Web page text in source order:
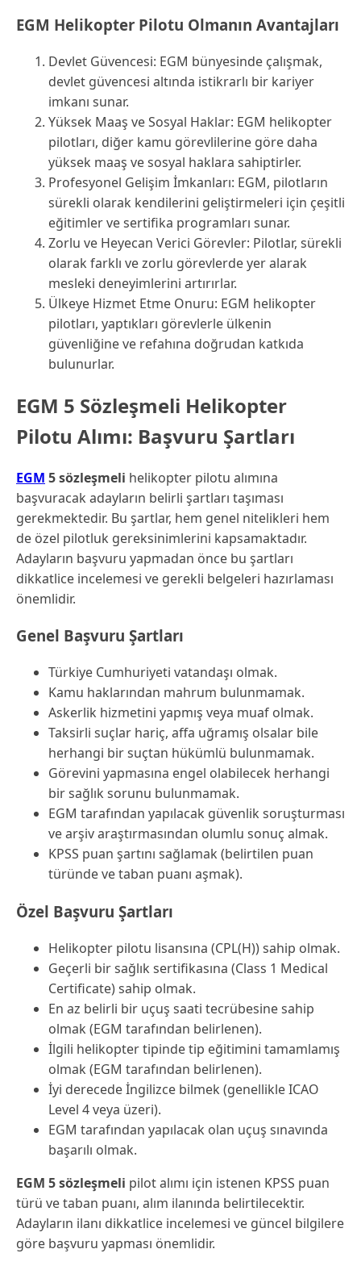
EGM Helikopter Pilotu Olmanın Avantajları
Devlet Güvencesi: EGM bünyesinde çalışmak,
devlet güvencesi altında istikrarlı bir kariyer
imkanı sunar.
Yüksek Maaş ve Sosyal Haklar: EGM helikopter
pilotları, diğer kamu görevlilerine göre daha
yüksek maaş ve sosyal haklara sahiptirler.
Profesyonel Gelişim İmkanları: EGM, pilotların
sürekli olarak kendilerini geliştirmeleri için çeşitli
eğitimler ve sertifika programları sunar.
Zorlu ve Heyecan Verici Görevler: Pilotlar, sürekli
olarak farklı ve zorlu görevlerde yer alarak
mesleki deneyimlerini artırırlar.
Ülkeye Hizmet Etme Onuru: EGM helikopter
pilotları, yaptıkları görevlerle ülkenin
güvenliğine ve refahına doğrudan katkıda
bulunurlar.
EGM 5 Sözleşmeli Helikopter
Pilotu Alımı: Başvuru Şartları
EGM 5 sözleşmeli helikopter pilotu alımına
başvuracak adayların belirli şartları taşıması
gerekmektedir. Bu şartlar, hem genel nitelikleri hem
de özel pilotluk gereksinimlerini kapsamaktadır.
Adayların başvuru yapmadan önce bu şartları
dikkatlice incelemesi ve gerekli belgeleri hazırlaması
önemlidir.
Genel Başvuru Şartları
Türkiye Cumhuriyeti vatandaşı olmak.
Kamu haklarından mahrum bulunmamak.
Askerlik hizmetini yapmış veya muaf olmak.
Taksirli suçlar hariç, affa uğramış olsalar bile
herhangi bir suçtan hükümlü bulunmamak.
Görevini yapmasına engel olabilecek herhangi
bir sağlık sorunu bulunmamak.
EGM tarafından yapılacak güvenlik soruşturması
ve arşiv araştırmasından olumlu sonuç almak.
KPSS puan şartını sağlamak (belirtilen puan
türünde ve taban puanı aşmak).
Özel Başvuru Şartları
Helikopter pilotu lisansına (CPL(H)) sahip olmak.
Geçerli bir sağlık sertifikasına (Class 1 Medical
Certificate) sahip olmak.
En az belirli bir uçuş saati tecrübesine sahip
olmak (EGM tarafından belirlenen).
İlgili helikopter tipinde tip eğitimini tamamlamış
olmak (EGM tarafından belirlenen).
İyi derecede İngilizce bilmek (genellikle ICAO
Level 4 veya üzeri).
EGM tarafından yapılacak olan uçuş sınavında
başarılı olmak.
EGM 5 sözleşmeli pilot alımı için istenen KPSS puan
türü ve taban puanı, alım ilanında belirtilecektir.
Adayların ilanı dikkatlice incelemesi ve güncel bilgilere
göre başvuru yapması önemlidir.